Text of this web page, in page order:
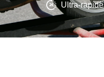
Ultra-rapide